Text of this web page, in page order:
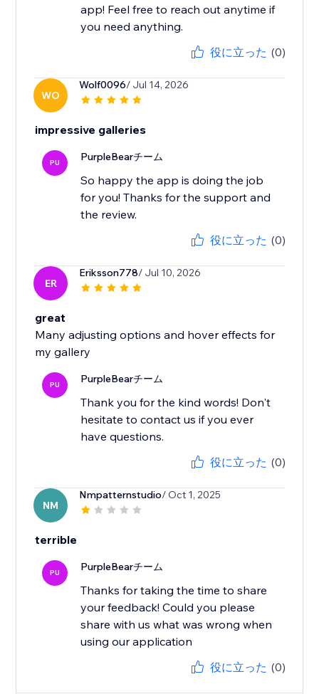
app! Feel free to reach out anytime if
you need anything.
役に立った (0)
WO
Wolf0096/ Jul 14, 2026
impressive galleries
PU PurpleBearチーム
So happy the app is doing the job
for you! Thanks for the support and
the review.
役に立った (0)
ER
Eriksson778/ Jul 10, 2026
great
Many adjusting options and hover effects for
my gallery
PU PurpleBearチーム
Thank you for the kind words! Don't
hesitate to contact us if you ever
have questions.
役に立った (0)
NM
Nmpatternstudio/ Oct 1, 2025
terrible
PU PurpleBearチーム
Thanks for taking the time to share
your feedback! Could you please
share with us what was wrong when
using our application
役に立った (0)